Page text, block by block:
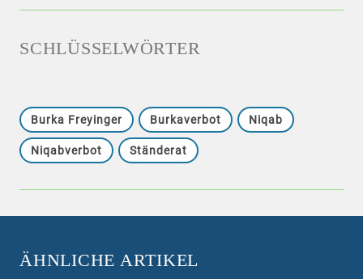
SCHLÜSSELWÖRTER
Burka Freyinger Burkaverbot Niqab
Niqabverbot Ständerat
ÄHNLICHE ARTIKEL